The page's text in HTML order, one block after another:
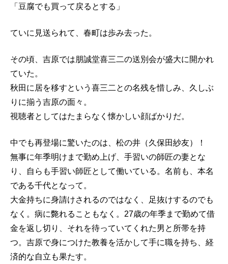
「豆腐でも買って戻るとする」
ていに見送られて、春町は歩み去った。
その頃、吉原では朋誠堂喜三二の送別会が盛大に開かれ
ていた。
秋田に居を移すという喜三二との名残を惜しみ、久しぶ
りに揃う吉原の面々。
視聴者としてはたまらなく懐かしい顔ばかりだ。
中でも再登場に驚いたのは、松の井（久保田紗友）！
無事に年季明けまで勤め上げ、手習いの師匠の妻とな
り、自らも手習い師匠として働いている。名前も、本名
である千代となって。
大金持ちに身請けされるのではなく、足抜けするのでも
なく。病に斃れることもなく。27歳の年季まで勤めて借
金を返し切り、それを待っていてくれた男と所帯を持
つ。吉原で身につけた教養を活かして手に職を持ち、経
済的な自立も果たす。